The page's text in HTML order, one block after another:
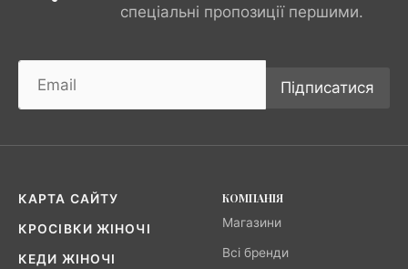
спеціальні пропозиції першими.
Підписатися
КАРТА САЙТУ
КРОСІВКИ ЖІНОЧІ
КЕДИ ЖІНОЧІ
КОМПАНІЯ
Магазини
Всі бренди